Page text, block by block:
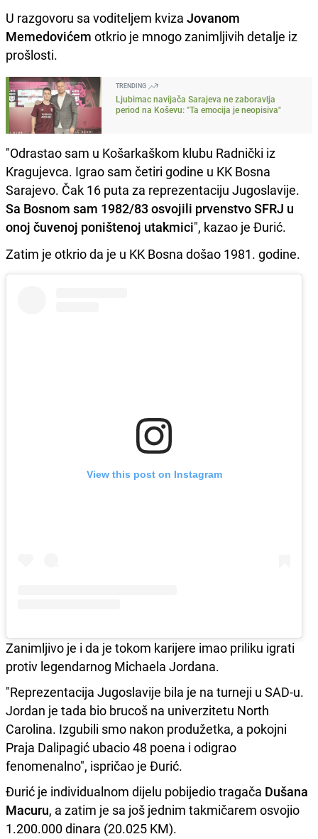
U razgovoru sa voditeljem kviza Jovanom
Memedovićem otkrio je mnogo zanimljivih detalje iz
prošlosti.
TRENDING
Ljubimac navijača Sarajeva ne zaboravlja
period na Koševu: "Ta emocija je neopisiva"
"Odrastao sam u Košarkaškom klubu Radnički iz
Kragujevca. Igrao sam četiri godine u KK Bosna
Sarajevo. Čak 16 puta za reprezentaciju Jugoslavije.
Sa Bosnom sam 1982/83 osvojili prvenstvo SFRJ u
onoj čuvenoj poništenoj utakmici", kazao je Đurić.
Zatim je otkrio da je u KK Bosna došao 1981. godine.
View this post on Instagram
Zanimljivo je i da je tokom karijere imao priliku igrati
protiv legendarnog Michaela Jordana.
"Reprezentacija Jugoslavije bila je na turneji u SAD-u.
Jordan je tada bio brucoš na univerzitetu North
Carolina. Izgubili smo nakon produžetka, a pokojni
Praja Dalipagić ubacio 48 poena i odigrao
fenomenalno", ispričao je Đurić.
Đurić je individualnom dijelu pobijedio tragača Dušana
Macuru, a zatim je sa još jednim takmičarem osvojio
1.200.000 dinara (20.025 KM).